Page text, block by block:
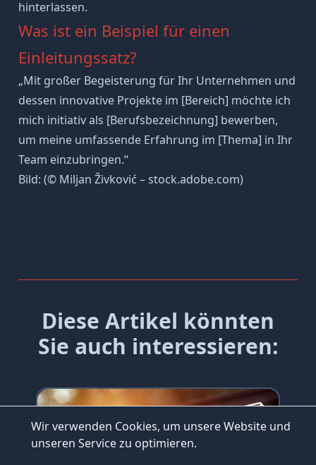
Wir verwenden Cookies, um unsere Website und
unseren Service zu optimieren.
hinterlassen.
Was ist ein Beispiel für einen
Einleitungssatz?
„Mit großer Begeisterung für Ihr Unternehmen und
dessen innovative Projekte im [Bereich] möchte ich
mich initiativ als [Berufsbezeichnung] bewerben,
um meine umfassende Erfahrung im [Thema] in Ihr
Team einzubringen.“
Bild: (© Miljan Živković – stock.adobe.com)
INHALTSVERZEICHNIS
Diese Artikel könnten
Sie auch interessieren: